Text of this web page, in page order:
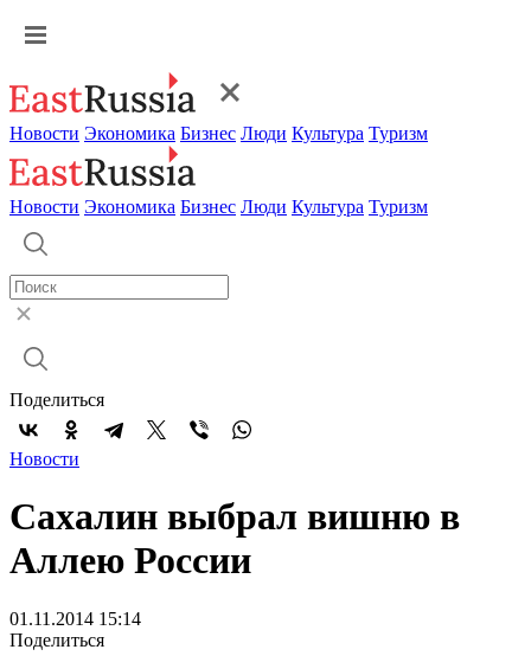
Новости Экономика Бизнес Люди Культура Туризм
Новости Экономика Бизнес Люди Культура Туризм
Поделиться
Новости
Сахалин выбрал вишню в
Аллею России
01.11.2014 15:14
Поделиться